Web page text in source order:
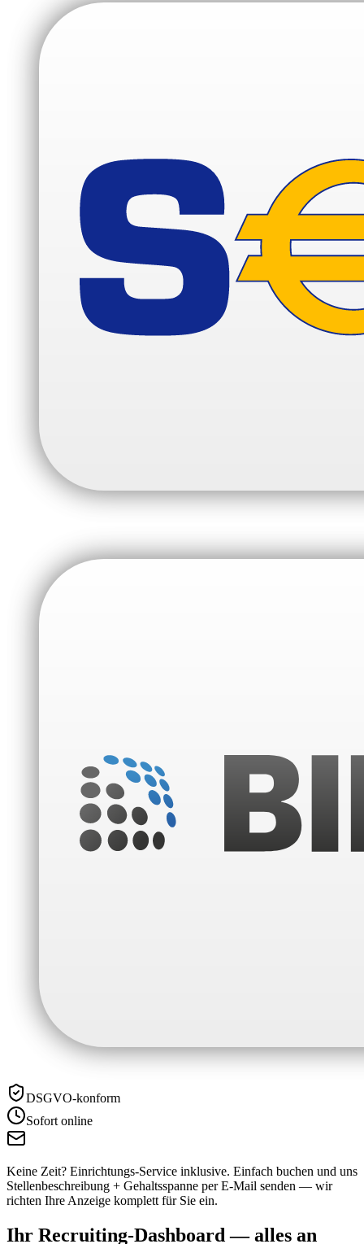
DSGVO-konform
Sofort online
Keine Zeit? Einrichtungs-Service inklusive. Einfach buchen und uns
Stellenbeschreibung + Gehaltsspanne per E-Mail senden — wir
richten Ihre Anzeige komplett für Sie ein.
Ihr Recruiting-Dashboard — alles an